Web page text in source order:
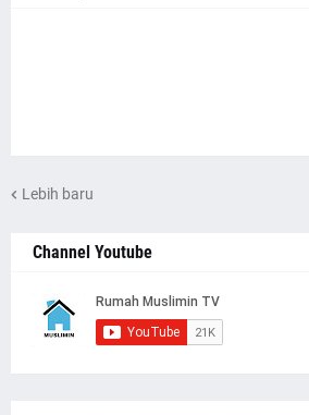
Lebih baru
Channel Youtube